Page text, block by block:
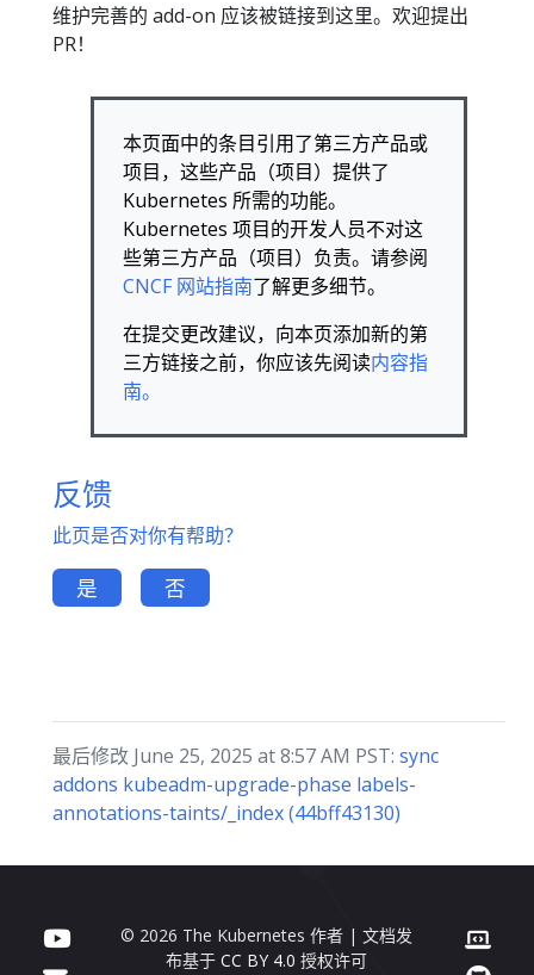
维护完善的 add-on 应该被链接到这里。欢迎提出
PR！
本页面中的条目引用了第三方产品或
项目，这些产品（项目）提供了
Kubernetes 所需的功能。
Kubernetes 项目的开发人员不对这
些第三方产品（项目）负责。请参阅
CNCF 网站指南了解更多细节。
在提交更改建议，向本页添加新的第
三方链接之前，你应该先阅读内容指
南。
反馈
此页是否对你有帮助？
是 否
最后修改 June 25, 2025 at 8:57 AM PST: sync
addons kubeadm-upgrade-phase labels-
annotations-taints/_index (44bff43130)
© 2026 The Kubernetes 作者 | 文档发
布基于CC BY 4.0 授权许可